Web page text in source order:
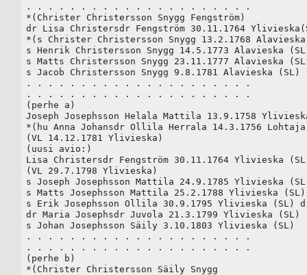
. . . . . . . . . . . . . . . . . . . . .
*(Christer Christersson Snygg Fengström)
dr Lisa Christersdr Fengström 30.11.1764
*(s Christer Christersson Snygg 13.2.1768
s Henrik Christersson Snygg 14.5.1773 Alavieska
s Matts Christersson Snygg 23.11.1777 Alavieska
s Jacob Christersson Snygg 9.8.1781 Alavieska (SL)
. . . . . . . . . . . . . . . . . . . . .
. . . . . . . . . . . . . . . . . . . . .
(perhe a)
Joseph Josephsson Helala Mattila 13.9.1758
*(hu Anna Johansdr Ollila Herrala 14.3.1756
(VL 14.12.1781 Ylivieska)
(uusi avio:)
Lisa Christersdr Fengström 30.11.1764 Ylivieska
(VL 29.7.1798 Ylivieska)
s Joseph Josephsson Mattila 24.9.1785 Ylivieska
s Matts Josephsson Mattila 25.2.1788 Ylivieska (SL)
s Erik Josephsson Ollila 30.9.1795 Ylivieska (SL)
dr Maria Josephsdr Juvola 21.3.1799 Ylivieska (SL)
s Johan Josephsson Säily 3.10.1803 Ylivieska (SL)
. . . . . . . . . . . . . . . . . . . . .
. . . . . . . . . . . . . . . . . . . . .
(perhe b)
*(Christer Christersson Säily Snygg